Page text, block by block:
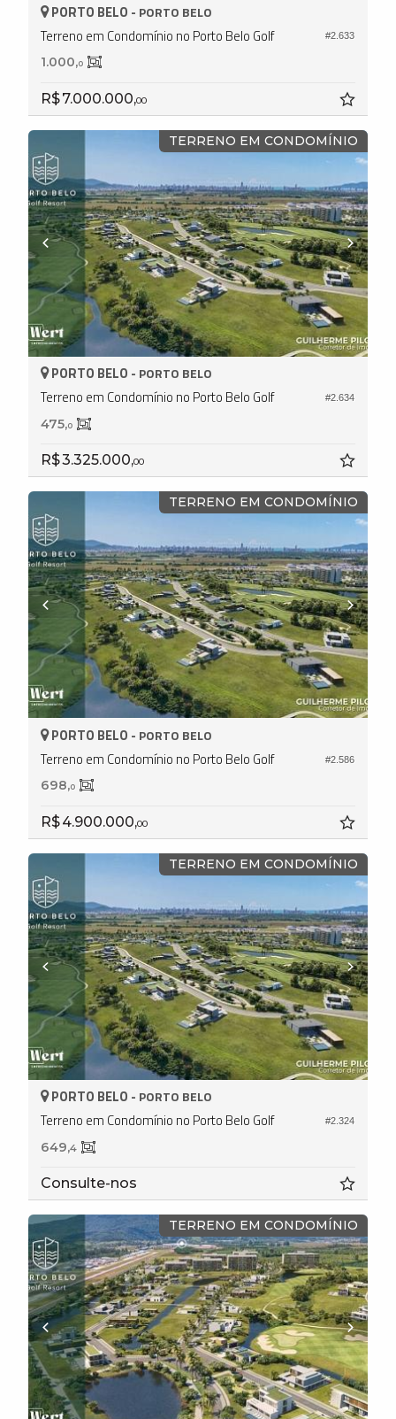
#2.633
PORTO BELO - PORTO BELO
Terreno em Condomínio no Porto Belo Golf
1.000,0
R$ 7.000.000,00
TERRENO EM CONDOMÍNIO
#2.634
PORTO BELO - PORTO BELO
Terreno em Condomínio no Porto Belo Golf
475,0
R$ 3.325.000,00
TERRENO EM CONDOMÍNIO
#2.586
PORTO BELO - PORTO BELO
Terreno em Condomínio no Porto Belo Golf
698,0
R$ 4.900.000,00
TERRENO EM CONDOMÍNIO
#2.324
PORTO BELO - PORTO BELO
Terreno em Condomínio no Porto Belo Golf
649,4
Consulte-nos
TERRENO EM CONDOMÍNIO